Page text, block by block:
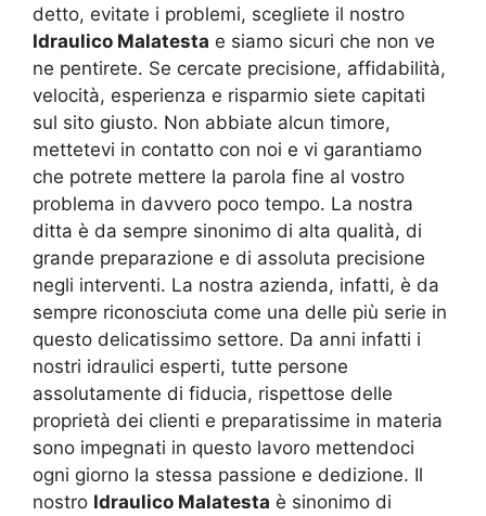
detto, evitate i problemi, scegliete il nostro
Idraulico Malatesta e siamo sicuri che non ve
ne pentirete. Se cercate precisione, affidabilità,
velocità, esperienza e risparmio siete capitati
sul sito giusto. Non abbiate alcun timore,
mettetevi in contatto con noi e vi garantiamo
che potrete mettere la parola fine al vostro
problema in davvero poco tempo. La nostra
ditta è da sempre sinonimo di alta qualità, di
grande preparazione e di assoluta precisione
negli interventi. La nostra azienda, infatti, è da
sempre riconosciuta come una delle più serie in
questo delicatissimo settore. Da anni infatti i
nostri idraulici esperti, tutte persone
assolutamente di fiducia, rispettose delle
proprietà dei clienti e preparatissime in materia
sono impegnati in questo lavoro mettendoci
ogni giorno la stessa passione e dedizione. Il
nostro Idraulico Malatesta è sinonimo di